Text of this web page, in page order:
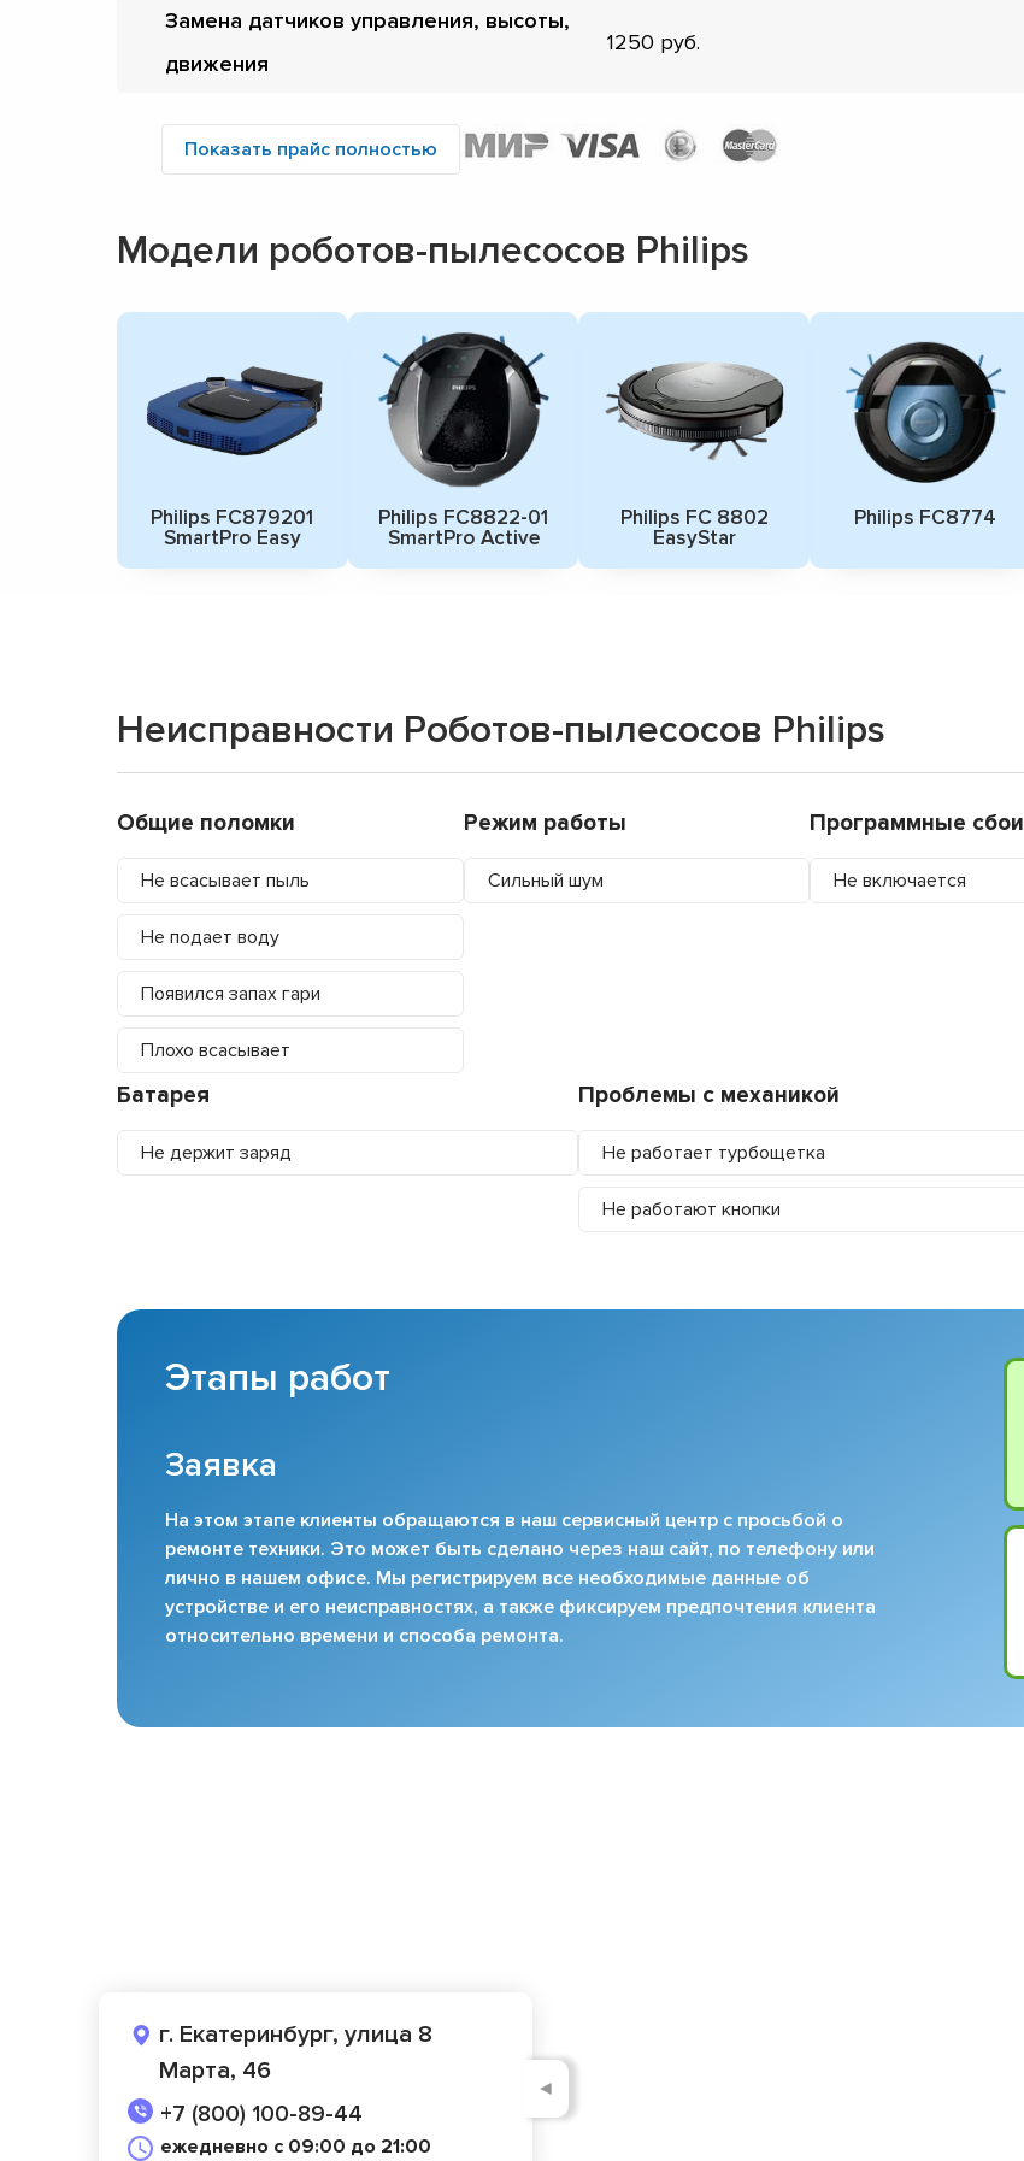
Замена датчиков управления, высоты,
движения
1250
Показать прайс полностью
Модели роботов-пылесосов Philips
Philips FC879201
SmartPro Easy
Philips FC8822-01
SmartPro Active
Philips FC 8802
EasyStar
Philips FC8774
Неисправности Роботов-пылесосов Philips
Общие поломки
Не всасывает пыль
Не подает воду
Появился запах гари
Плохо всасывает
Режим работы
Сильный шум
Программные сбои
Не включается
Батарея
Не держит заряд
Проблемы с механикой
Не работает турбощетка
Не работают кнопки
Этапы работ
Заявка
На этом этапе клиенты обращаются в наш сервисный центр с просьбой о
ремонте техники. Это может быть сделано через наш сайт, по телефону или
лично в нашем офисе. Мы регистрируем все необходимые данные об
устройстве и его неисправностях, а также фиксируем предпочтения клиента
относительно времени и способа ремонта.
г. Екатеринбург, улица 8
Марта, 46
+7 (800) 100-89-44
ежедневно с 09:00 до 21:00
◄